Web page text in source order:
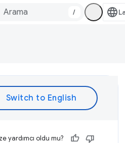
/
yardımcı oldu mu?